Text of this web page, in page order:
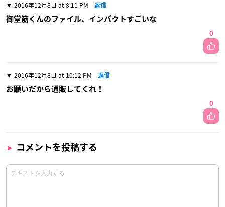
2016年12月8日 at 8:11 PM 返信
御堂筋くんのファイル、インパクトすごいな
0
2016年12月8日 at 10:12 PM 返信
お願いだから通販してくれ！
0
コメントを投稿する